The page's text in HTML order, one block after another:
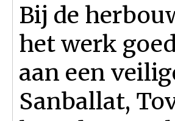
Bij de
het werk
aan een
Sanballat,